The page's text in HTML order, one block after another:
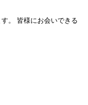
。 皆様にお会いできる